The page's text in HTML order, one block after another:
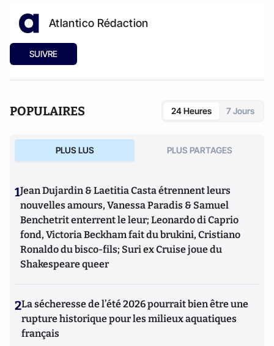
Atlantico Rédaction
SUIVRE
POPULAIRES 24 Heures 7 Jours
PLUS LUS PLUS PARTAGES
1Jean Dujardin & Laetitia Casta étrennent leurs
nouvelles amours, Vanessa Paradis & Samuel
Benchetrit enterrent le leur; Leonardo di Caprio
fond, Victoria Beckham fait du brukini, Cristiano
Ronaldo du bisco-fils; Suri ex Cruise joue du
Shakespeare queer
2La sécheresse de l’été 2026 pourrait bien être une
rupture historique pour les milieux aquatiques
français